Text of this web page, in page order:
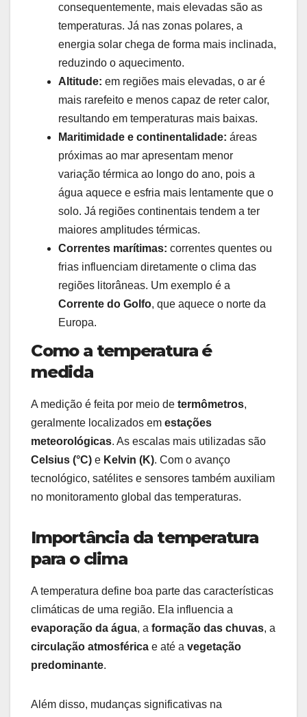
consequentemente, mais elevadas são as
temperaturas. Já nas zonas polares, a
energia solar chega de forma mais inclinada,
reduzindo o aquecimento.
Altitude: em regiões mais elevadas, o ar é
mais rarefeito e menos capaz de reter calor,
resultando em temperaturas mais baixas.
Maritimidade e continentalidade: áreas
próximas ao mar apresentam menor
variação térmica ao longo do ano, pois a
água aquece e esfria mais lentamente que o
solo. Já regiões continentais tendem a ter
maiores amplitudes térmicas.
Correntes marítimas: correntes quentes ou
frias influenciam diretamente o clima das
regiões litorâneas. Um exemplo é a
Corrente do Golfo, que aquece o norte da
Europa.
Como a temperatura é
medida
A medição é feita por meio de termômetros,
geralmente localizados em estações
meteorológicas. As escalas mais utilizadas são
Celsius (°C) e Kelvin (K). Com o avanço
tecnológico, satélites e sensores também auxiliam
no monitoramento global das temperaturas.
Importância da temperatura
para o clima
A temperatura define boa parte das características
climáticas de uma região. Ela influencia a
evaporação da água, a formação das chuvas, a
circulação atmosférica e até a vegetação
predominante.
Além disso, mudanças significativas na